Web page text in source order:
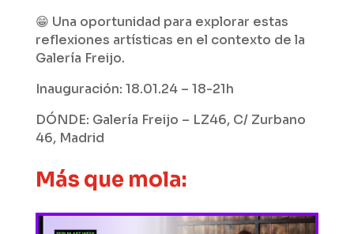
😁 Una oportunidad para explorar estas
reflexiones artísticas en el contexto de la
Galería Freijo.
Inauguración: 18.01.24 – 18-21h
DÓNDE: Galería Freijo – LZ46, C/ Zurbano
46, Madrid
Más que mola: